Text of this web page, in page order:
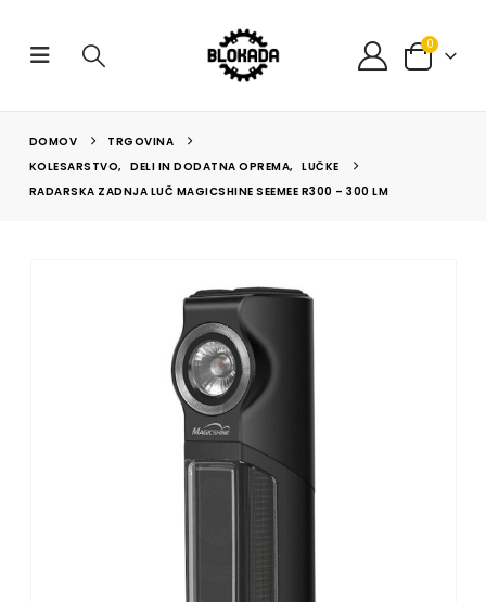
0
DOMOV
TRGOVINA
KOLESARSTVO, DELI IN DODATNA OPREMA,
LUČKE
RADARSKA ZADNJA LUČ MAGICSHINE SEEMEE R300 – 300 LM